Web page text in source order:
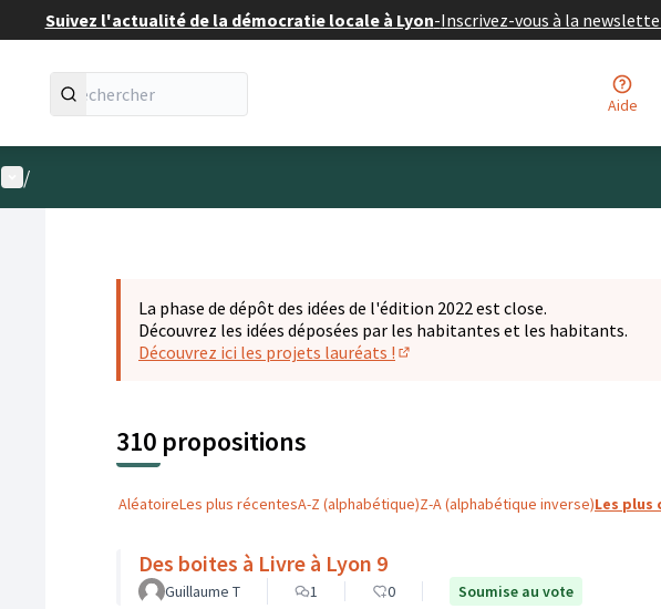
Suivez l'actualité de la démocratie locale à Lyon-Inscrivez-vous à la
Aide
Menu utilisateur
/
La phase de dépôt des idées de l'édition 2022 est close.
Découvrez les idées déposées par les habitantes et les habitants.
Découvrez ici les projets lauréats !
310 propositions
AléatoireLes plus récentesA-Z (alphabétique)Z-A (alphabétique inverse)Les plus
Des boites à Livre à Lyon 9
Guillaume T 1 0 Soumise au vote